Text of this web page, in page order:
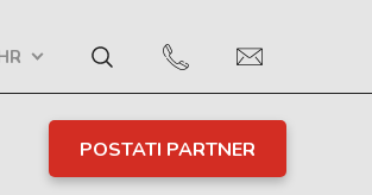
POSTATI PARTNER